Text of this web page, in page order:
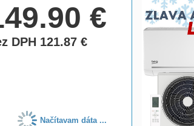
€
DPH 121.87€
Načítavam dáta ...